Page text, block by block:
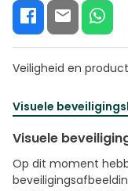
Veiligheid en
Visuele
Visuele
Op dit moment